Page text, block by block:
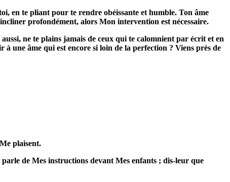
en te pliant pour te rendre obéissante et humble. Ton âme
profondément, alors Mon intervention est nécessaire.
ne te plains jamais de ceux qui te calomnient par écrit et en
une âme qui est encore si loin de la perfection ? Viens près de
plaisent.
de Mes instructions devant Mes enfants ; dis-leur que